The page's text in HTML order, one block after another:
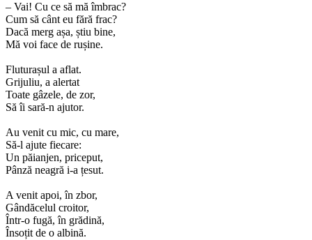
– Vai! Cu ce să mă îmbrac?
Cum să cânt eu fără frac?
Dacă merg așa, știu bine,
Mă voi face de rușine.
Fluturașul a aflat.
Grijuliu, a alertat
Toate gâzele, de zor,
Să îi sară-n ajutor.
Au venit cu mic, cu mare,
Să-l ajute fiecare:
Un păianjen, priceput,
Pânză neagră i-a țesut.
A venit apoi, în zbor,
Gândăcelul croitor,
Într-o fugă, în grădină,
Însoțit de o albină.